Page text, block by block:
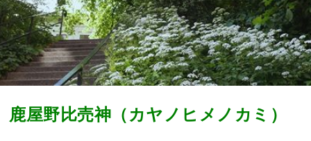
鹿屋野比売神（カヤノヒメノカミ）